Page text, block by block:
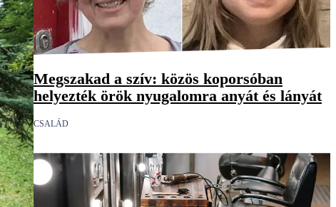
Megszakad a szív: közös koporsóban
helyezték örök nyugalomra anyát és lányát
CSALÁD